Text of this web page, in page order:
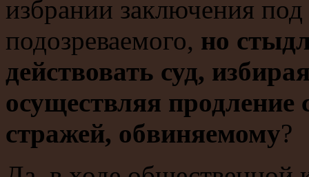
избрании заключения
подозреваемого, но
действовать суд,
осуществляя продление
стражей, обвиняемому?